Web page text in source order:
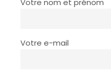
Votre nom et prénom
Votre e-mail